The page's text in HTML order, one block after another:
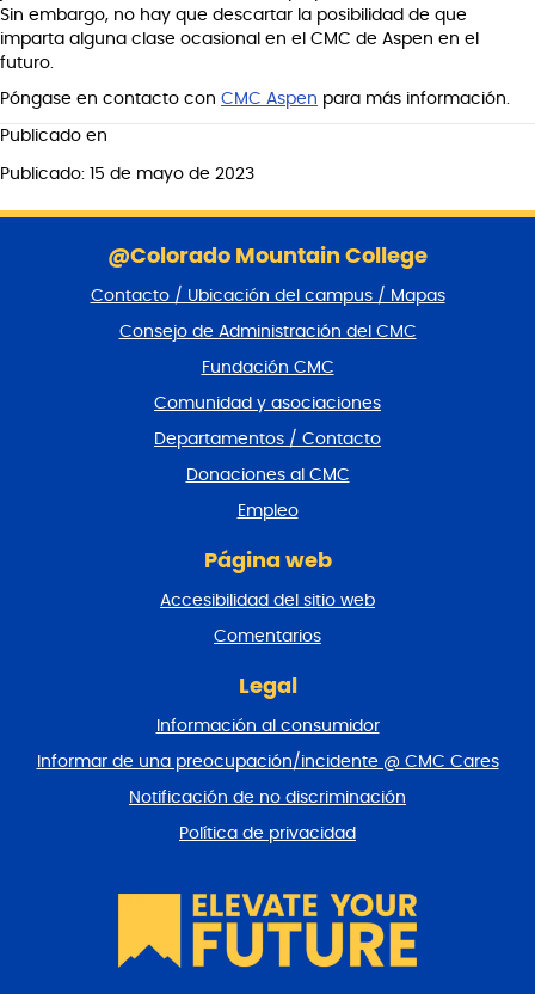
Sin embargo, no hay que descartar la posibilidad de que
imparta alguna clase ocasional en el CMC de Aspen en el
futuro.
Póngase en contacto con CMC Aspen para más información.
Publicado en
Publicado: 15 de mayo de 2023
@Colorado Mountain College
Contacto / Ubicación del campus / Mapas
Consejo de Administración del CMC
Fundación CMC
Comunidad y asociaciones
Departamentos / Contacto
Donaciones al CMC
Empleo
Página web
Accesibilidad del sitio web
Comentarios
Legal
Información al consumidor
Informar de una preocupación/incidente @ CMC Cares
Notificación de no discriminación
Política de privacidad